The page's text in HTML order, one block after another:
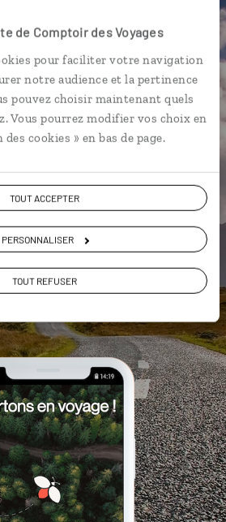
de Comptoir des Voyages
pour faciliter votre navigation
notre audience et la pertinence
pouvez choisir maintenant quels
Vous pourrez modifier vos choix en
cookies » en bas de page.
TOUT ACCEPTER
PERSONNALISER
TOUT REFUSER
mobile
de voyage qui vous
au jour le jour
adresses géolocalisées
et voiture
gratuite, hors
Internet
LUCIOLE